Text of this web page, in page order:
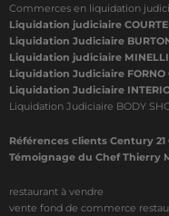
Commerces en liquidation
Liquidation judiciaire
Liquidation Judiciaire
Liquidation judiciaire MINELLI
Liquidation Judiciaire FORNO
Liquidation Judiciaire
Liquidation Judiciaire BODY
Références clients Century 21
Témoignage du Chef Thierry
restaurant à vendre
vente fond de commerce